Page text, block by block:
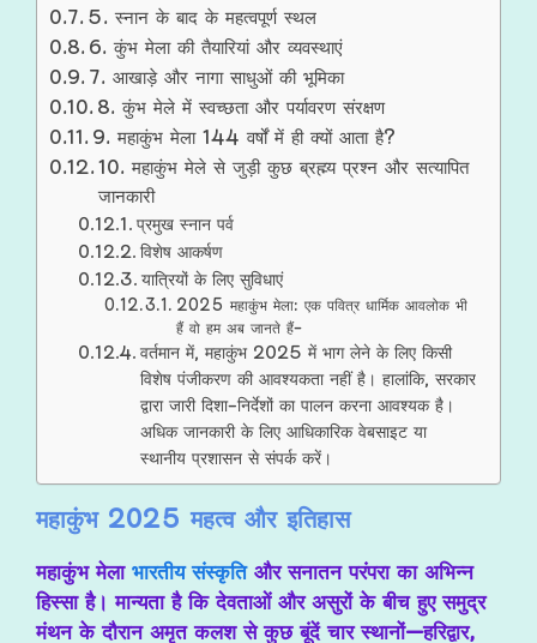
5. स्नान के बाद के महत्वपूर्ण स्थल
6. कुंभ मेला की तैयारियां और व्यवस्थाएं
7. आखाड़े और नागा साधुओं की भूमिका
8. कुंभ मेले में स्वच्छता और पर्यावरण संरक्षण
9. महाकुंभ मेला 144 वर्षों में ही क्यों आता है?
10. महाकुंभ मेले से जुड़ी कुछ ब्रह्म्य प्रश्न और सत्यापित
जानकारी
प्रमुख स्नान पर्व
विशेष आकर्षण
यात्रियों के लिए सुविधाएं
2025 महाकुंभ मेला: एक पवित्र धार्मिक आवलोक भी
हैं वो हम अब जानते हैं-
वर्तमान में, महाकुंभ 2025 में भाग लेने के लिए किसी
विशेष पंजीकरण की आवश्यकता नहीं है। हालांकि, सरकार
द्वारा जारी दिशा-निर्देशों का पालन करना आवश्यक है।
अधिक जानकारी के लिए आधिकारिक वेबसाइट या
स्थानीय प्रशासन से संपर्क करें।
महाकुंभ 2025 महत्व और इतिहास
महाकुंभ मेला भारतीय संस्कृतिऔर सनातन परंपरा का अभिन्न
हिस्सा है। मान्यता है कि देवताओं और असुरों के बीच हुए समुद्र
मंथन के दौरान अमृत कलश से कुछ बूंदें चार स्थानों—हरिद्वार,